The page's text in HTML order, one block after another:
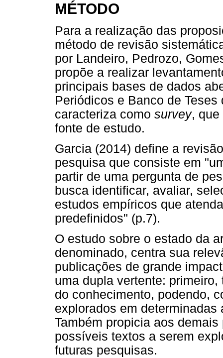
MÉTODO
Para a realização das
método de revisão
por Landeiro, Pedrozo,
propõe a realizar
principais bases de dados
Periódicos e Banco de
caracteriza como survey, que
fonte de estudo.
Garcia (2014) define a
pesquisa que consiste em
partir de uma pergunta de
busca identificar, avaliar,
estudos empíricos que
predefinidos" (p.7).
O estudo sobre o estado da
denominado, centra sua
publicações de grande
uma dupla vertente:
do conhecimento, podendo,
explorados em
Também propicia aos
possíveis textos a serem
futuras pesquisas.